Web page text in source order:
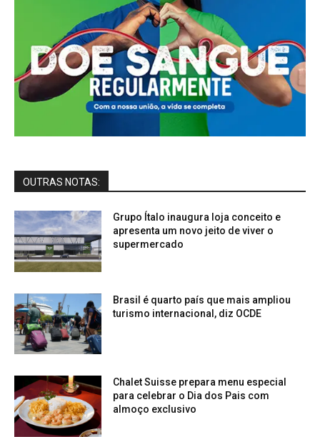
OUTRAS NOTAS:
Grupo Ítalo inaugura loja conceito e
apresenta um novo jeito de viver o
supermercado
Brasil é quarto país que mais ampliou
turismo internacional, diz OCDE
Chalet Suisse prepara menu especial
para celebrar o Dia dos Pais com
almoço exclusivo